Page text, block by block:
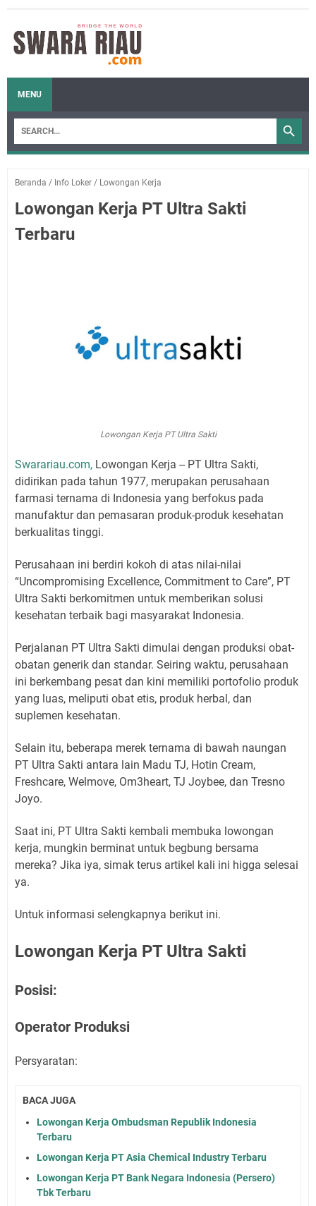
MENU
Beranda / Info Loker / Lowongan Kerja
Lowongan Kerja PT Ultra Sakti
Terbaru
Lowongan Kerja PT Ultra Sakti
Swarariau.com, Lowongan Kerja -- PT Ultra Sakti,
didirikan pada tahun 1977, merupakan perusahaan
farmasi ternama di Indonesia yang berfokus pada
manufaktur dan pemasaran produk-produk kesehatan
berkualitas tinggi.
Perusahaan ini berdiri kokoh di atas nilai-nilai
“Uncompromising Excellence, Commitment to Care”, PT
Ultra Sakti berkomitmen untuk memberikan solusi
kesehatan terbaik bagi masyarakat Indonesia.
Perjalanan PT Ultra Sakti dimulai dengan produksi obat-
obatan generik dan standar. Seiring waktu, perusahaan
ini berkembang pesat dan kini memiliki portofolio produk
yang luas, meliputi obat etis, produk herbal, dan
suplemen kesehatan.
Selain itu, beberapa merek ternama di bawah naungan
PT Ultra Sakti antara lain Madu TJ, Hotin Cream,
Freshcare, Welmove, Om3heart, TJ Joybee, dan Tresno
Joyo.
Saat ini, PT Ultra Sakti kembali membuka lowongan
kerja, mungkin berminat untuk begbung bersama
mereka? Jika iya, simak terus artikel kali ini higga selesai
ya.
Untuk informasi selengkapnya berikut ini.
Lowongan Kerja PT Ultra Sakti
Posisi:
Operator Produksi
Persyaratan:
BACA JUGA
Lowongan Kerja Ombudsman Republik Indonesia
Terbaru
Lowongan Kerja PT Asia Chemical Industry Terbaru
Lowongan Kerja PT Bank Negara Indonesia (Persero)
Tbk Terbaru